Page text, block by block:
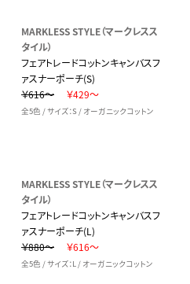
MARKLESS STYLE（マークレスス
タイル）
フェアトレードコットンキャンバスフ
ァスナーポーチ(S)
￥616～
￥429～
全5色 / サイズ：S / オーガニックコットン
MARKLESS STYLE（マークレスス
タイル）
フェアトレードコットンキャンバスフ
ァスナーポーチ(L)
￥880～
￥616～
全5色 / サイズ：L / オーガニックコットン